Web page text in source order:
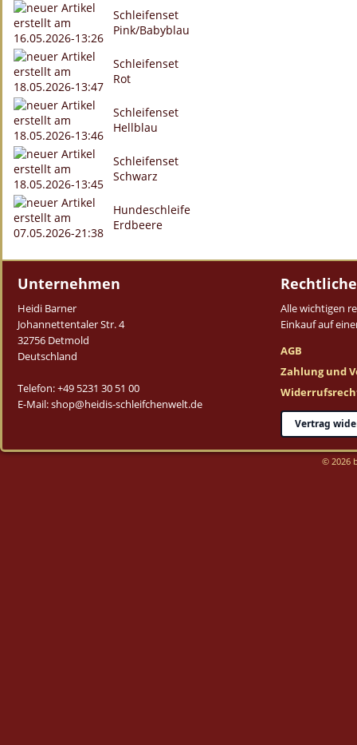
Schleifenset
Pink/Babyblau
Schleifenset
Rot
Schleifenset
Hellblau
Schleifenset
Schwarz
Hundeschleife
Erdbeere
Unternehmen
Heidi Barner
Johannettentaler Str. 4
32756 Detmold
Deutschland
Telefon: +49 5231 30 51 00
E-Mail: shop@heidis-schleifchenwelt.de
Alle wichtigen
Einkauf auf
AGB
Zahlung und
Vertrag
© 2026